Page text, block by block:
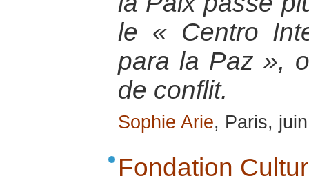
le « Centro
para la Paz »,
de conflit.
Sophie Arie, Paris,
Fondation